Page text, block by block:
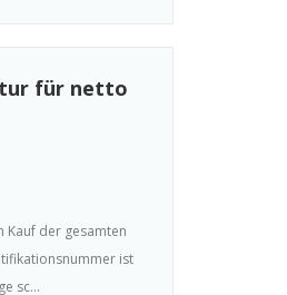
für netto
Kauf der gesamten
ist
sc...